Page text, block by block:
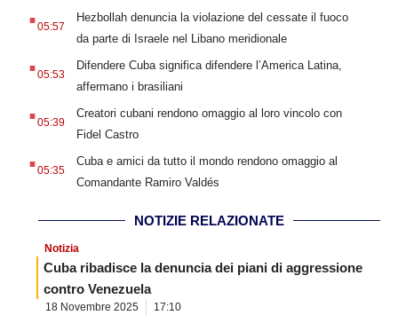
.05:57
Hezbollah denuncia la violazione del cessate il fuoco
da parte di Israele nel Libano meridionale
.05:53
Difendere Cuba significa difendere l’America Latina,
affermano i brasiliani
.05:39
Creatori cubani rendono omaggio al loro vincolo con
Fidel Castro
.05:35
Cuba e amici da tutto il mondo rendono omaggio al
Comandante Ramiro Valdés
NOTIZIE RELAZIONATE
Notizia
Cuba ribadisce la denuncia dei piani di aggressione
contro Venezuela
18 Novembre 2025 17:10